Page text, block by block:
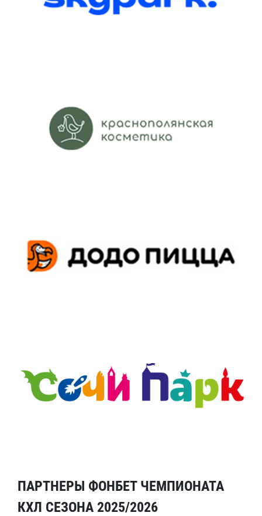
ПАРТНЕРЫ ФОНБЕТ ЧЕМПИОНАТА
КХЛ СЕЗОНА 2025/2026